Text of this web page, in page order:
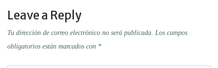
Leave a Reply
Tu dirección de correo electrónico no será publicada. Los campos
obligatorios están marcados con *